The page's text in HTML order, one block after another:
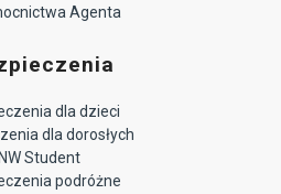
Agenta
dla dzieci
dla dorosłych
Student
podróżne